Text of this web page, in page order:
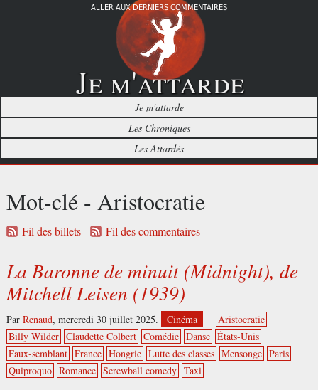
ALLER AUX DERNIERS COMMENTAIRES
Je m'attarde
Je m'attarde
Les Chroniques
Les Attardés
Mot-clé - Aristocratie
Fil des billets- Fil des commentaires
La Baronne de minuit (Midnight), de
Mitchell Leisen (1939)
Par Renaud, mercredi 30 juillet 2025. Cinéma
Aristocratie
Billy Wilder Claudette Colbert Comédie Danse États-Unis
Faux-semblant France Hongrie Lutte des classes Mensonge Paris
Quiproquo Romance Screwball comedy Taxi